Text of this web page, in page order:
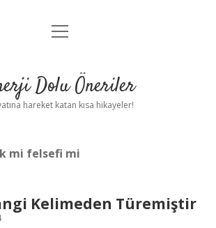
Anasayfa
Yasal Uyarı
menüyü
Dolu Öneriler
hareket katan kısa hikayeler!
mi felsefi mi
Kelimeden Türemiştir